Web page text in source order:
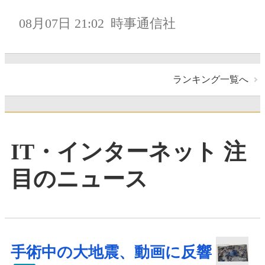
08月07日 21:02 時事通信社
ランキング一覧へ
IT・インターネット 注
目のニュース
手術中の大地震、動画に反響